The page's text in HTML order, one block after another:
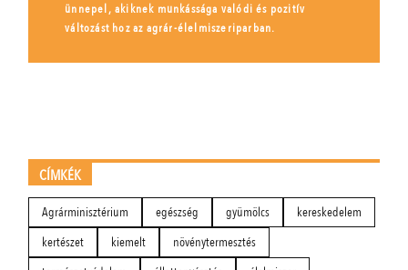
ünnepel, akiknek munkássága valódi és pozitív
változást hoz az agrár-élelmiszeriparban.
CÍMKÉK
Agrárminisztérium egészség gyümölcs
kereskedelem
kertészet
kiemelt
növénytermesztés